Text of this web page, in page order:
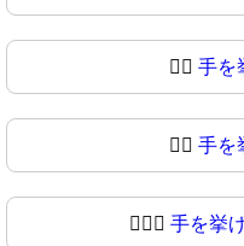
🙋‍♀️ 手を
🙋‍♀ 手を
🙋🏻‍♀️ 手を挙